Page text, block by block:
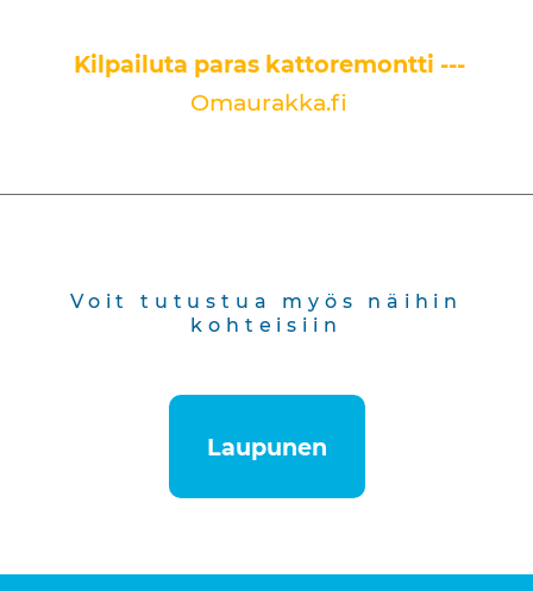
Kilpailuta paras kattoremontti ---
Omaurakka.fi
Voit tutustua myös näihin
kohteisiin
Laupunen